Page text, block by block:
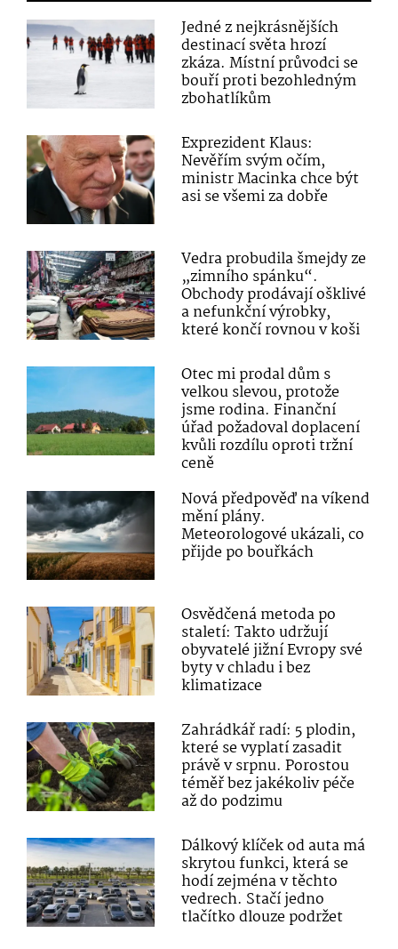
Jedné z nejkrásnějších
destinací světa hrozí
zkáza. Místní průvodci se
bouří proti bezohledným
zbohatlíkům
Exprezident Klaus:
Nevěřím svým očím,
ministr Macinka chce být
asi se všemi za dobře
Vedra probudila šmejdy ze
„zimního spánku“.
Obchody prodávají ošklivé
a nefunkční výrobky,
které končí rovnou v koši
Otec mi prodal dům s
velkou slevou, protože
jsme rodina. Finanční
úřad požadoval doplacení
kvůli rozdílu oproti tržní
ceně
Nová předpověď na víkend
mění plány.
Meteorologové ukázali, co
přijde po bouřkách
Osvědčená metoda po
staletí: Takto udržují
obyvatelé jižní Evropy své
byty v chladu i bez
klimatizace
Zahrádkář radí: 5 plodin,
které se vyplatí zasadit
právě v srpnu. Porostou
téměř bez jakékoliv péče
až do podzimu
Dálkový klíček od auta má
skrytou funkci, která se
hodí zejména v těchto
vedrech. Stačí jedno
tlačítko dlouze podržet